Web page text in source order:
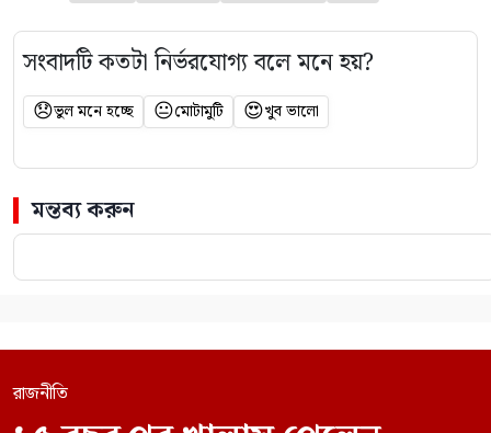
সংবাদটি কতটা নির্ভরযোগ্য বলে মনে হয়?
😞ভুল মনে হচ্ছে 😐মোটামুটি 😍খুব ভালো
মন্তব্য করুন
রাজনীতি